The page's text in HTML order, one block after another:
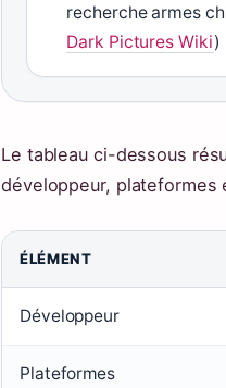
recherche armes
Dark Pictures Wiki)
Le tableau ci-dessous
développeur, plateformes
ÉLÉMENT
Développeur
Plateformes